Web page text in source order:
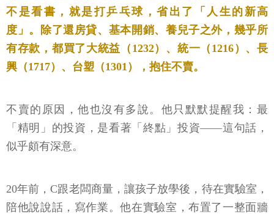
不是看書，就是打乒乓球，省出了「人生的新高
度」。除了還房貸、基本開銷、養兒子之外，幾乎所
有存款，都買了大統益（1232）、統一（1216）、長
興（1717）、台塑（1301），抱住不賣。
不賣的原因，他也沒有多說。他只默默提醒我：最
「精明」的投資，是看著「終點」投資——這句話，
似乎頗有深意。
20年前，C跟老闆商量，讓孩子放學後，待在實驗室，
陪他說說話，寫作業。他在實驗室，布置了一整面牆